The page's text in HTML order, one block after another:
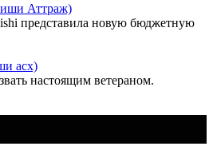
Аттраж)
представила новую бюджетную
асх)
настоящим ветераном.